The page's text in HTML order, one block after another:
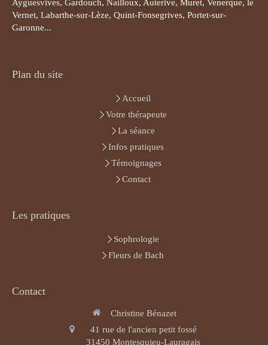
Ayguesvives, Gardouch, Nailloux, Auterive, Muret, Venerque, le
Vernet, Labarthe-sur-Lèze, Quint-Fonsegrives, Portet-sur-
Garonne...
Plan du site
Accueil
Votre thérapeute
La séance
Infos pratiques
Témoignages
Contact
Les pratiques
Sophrologie
Fleurs de Bach
Contact
Christine Bénazet
41 rue de l'ancien petit fossé
31450 Montesquieu-Lauragais